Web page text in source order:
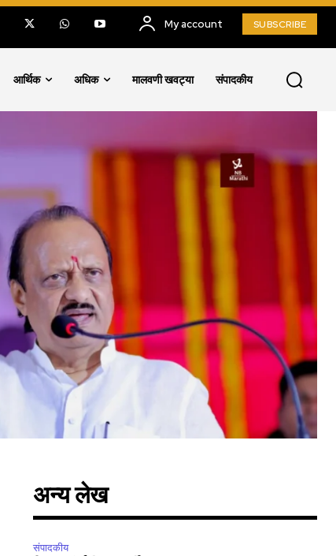
My account SUBSCRIBE
आर्थिक अधिक मालवणी खवट्या संपादकीय
अन्य लेख
संपादकीय